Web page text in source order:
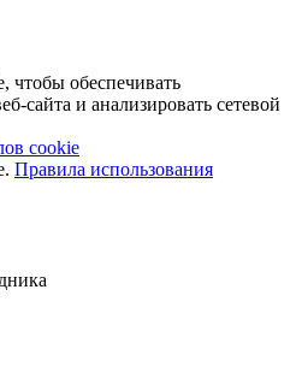
обеспечивать
сайта и анализировать сетевой
cookie
Правила использования